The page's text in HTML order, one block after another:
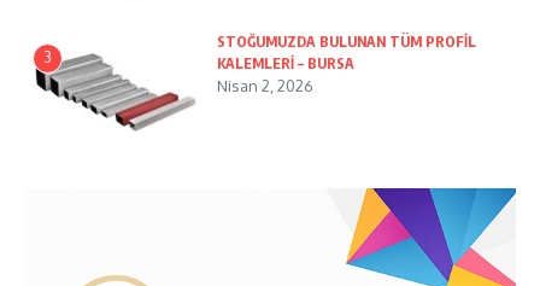
3
STOĞUMUZDA BULUNAN TÜM PROFİL
KALEMLERİ – BURSA
Nisan 2, 2026